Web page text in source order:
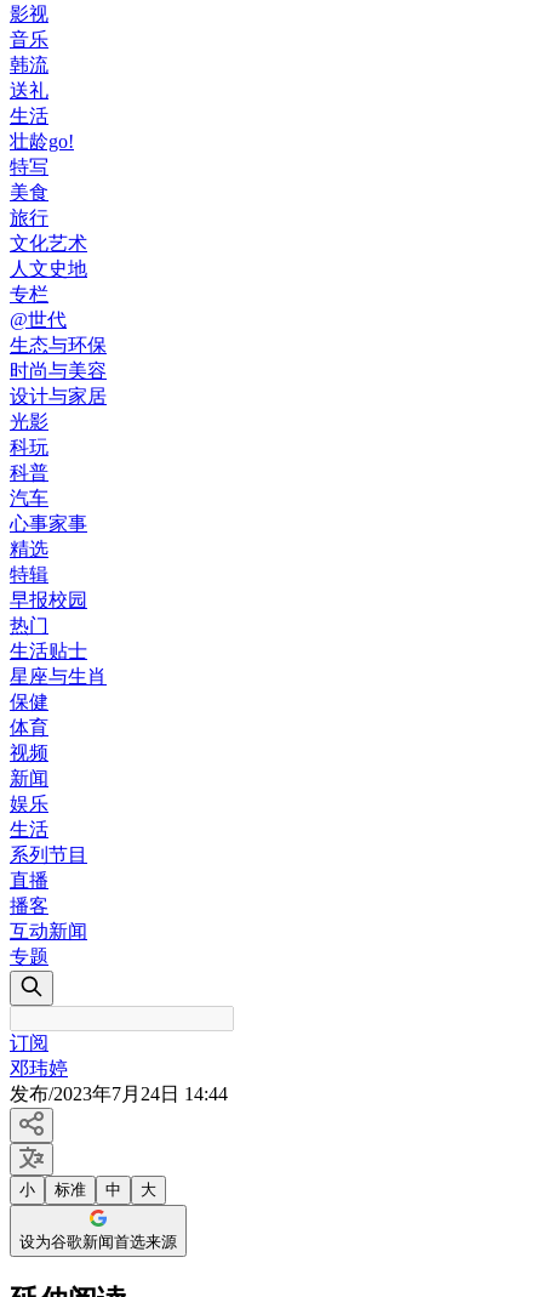
影视
音乐
韩流
送礼
生活
壮龄go!
特写
美食
旅行
文化艺术
人文史地
专栏
@世代
生态与环保
时尚与美容
设计与家居
光影
科玩
科普
汽车
心事家事
精选
特辑
早报校园
热门
生活贴士
星座与生肖
保健
体育
视频
新闻
娱乐
生活
系列节目
直播
播客
互动新闻
专题
订阅
邓玮婷
发布/2023年7月24日 14:44
小 标准 中 大
设为谷歌新闻首选来源